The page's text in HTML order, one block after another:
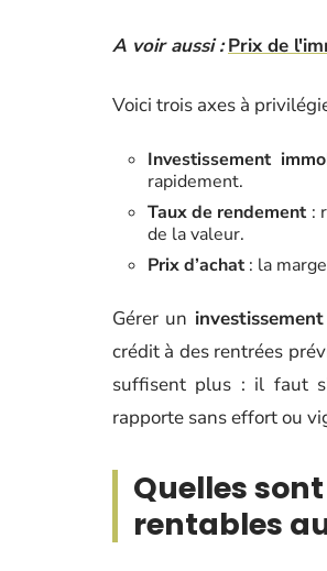
A voir aussi : Prix de
Voici trois axes à
Investissement
rapidement.
Taux de rendement :
de la valeur.
Prix d’achat : la
Gérer un
crédit à des rentrées
suffisent plus : il faut
rapporte sans effort ou
Quelles
rentables